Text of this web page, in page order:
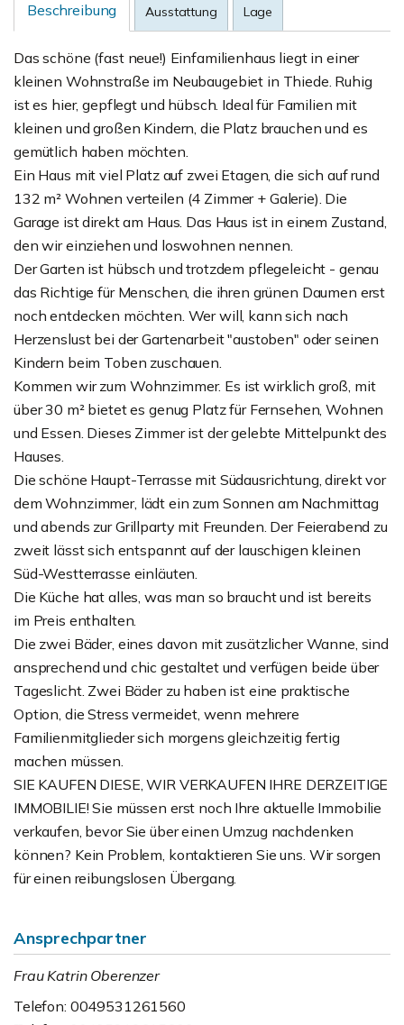
Beschreibung Ausstattung Lage
Das schöne (fast neue!) Einfamilienhaus liegt in einer
kleinen Wohnstraße im Neubaugebiet in Thiede. Ruhig
ist es hier, gepflegt und hübsch. Ideal für Familien mit
kleinen und großen Kindern, die Platz brauchen und es
gemütlich haben möchten.
Ein Haus mit viel Platz auf zwei Etagen, die sich auf rund
132 m² Wohnen verteilen (4 Zimmer + Galerie). Die
Garage ist direkt am Haus. Das Haus ist in einem Zustand,
den wir einziehen und loswohnen nennen.
Der Garten ist hübsch und trotzdem pflegeleicht - genau
das Richtige für Menschen, die ihren grünen Daumen erst
noch entdecken möchten. Wer will, kann sich nach
Herzenslust bei der Gartenarbeit "austoben" oder seinen
Kindern beim Toben zuschauen.
Kommen wir zum Wohnzimmer. Es ist wirklich groß, mit
über 30 m² bietet es genug Platz für Fernsehen, Wohnen
und Essen. Dieses Zimmer ist der gelebte Mittelpunkt des
Hauses.
Die schöne Haupt-Terrasse mit Südausrichtung, direkt vor
dem Wohnzimmer, lädt ein zum Sonnen am Nachmittag
und abends zur Grillparty mit Freunden. Der Feierabend zu
zweit lässt sich entspannt auf der lauschigen kleinen
Süd-Westterrasse einläuten.
Die Küche hat alles, was man so braucht und ist bereits
im Preis enthalten.
Die zwei Bäder, eines davon mit zusätzlicher Wanne, sind
ansprechend und chic gestaltet und verfügen beide über
Tageslicht. Zwei Bäder zu haben ist eine praktische
Option, die Stress vermeidet, wenn mehrere
Familienmitglieder sich morgens gleichzeitig fertig
machen müssen.
SIE KAUFEN DIESE, WIR VERKAUFEN IHRE DERZEITIGE
IMMOBILIE! Sie müssen erst noch Ihre aktuelle Immobilie
verkaufen, bevor Sie über einen Umzug nachdenken
können? Kein Problem, kontaktieren Sie uns. Wir sorgen
für einen reibungslosen Übergang.
Ansprechpartner
Frau Katrin Oberenzer
Telefon: 0049531261560